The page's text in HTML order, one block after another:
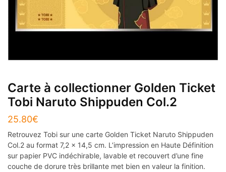
Carte à collectionner Golden Ticket
Tobi Naruto Shippuden Col.2
25.80€
Retrouvez Tobi sur une carte Golden Ticket Naruto Shippuden
Col.2 au format 7,2 x 14,5 cm. L’impression en Haute Définition
sur papier PVC indéchirable, lavable et recouvert d’une fine
couche de dorure très brillante met bien en valeur la finition.